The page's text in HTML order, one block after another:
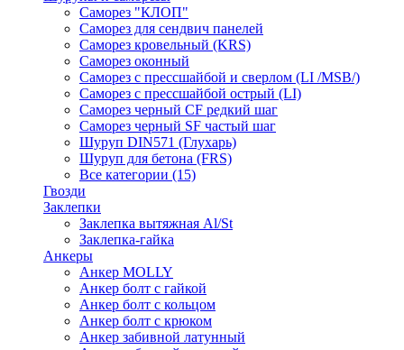
Саморез "КЛОП"
Саморез для сендвич панелей
Саморез кровельный (KRS)
Саморез оконный
Саморез с прессшайбой и сверлом (LI /MSB/)
Саморез с прессшайбой острый (LI)
Саморез черный CF редкий шаг
Саморез черный SF частый шаг
Шуруп DIN571 (Глухарь)
Шуруп для бетона (FRS)
Все категории (15)
Гвозди
Заклепки
Заклепка вытяжная Al/St
Заклепка-гайка
Анкеры
Анкер MOLLY
Анкер болт с гайкой
Анкер болт с кольцом
Анкер болт с крюком
Анкер забивной латунный